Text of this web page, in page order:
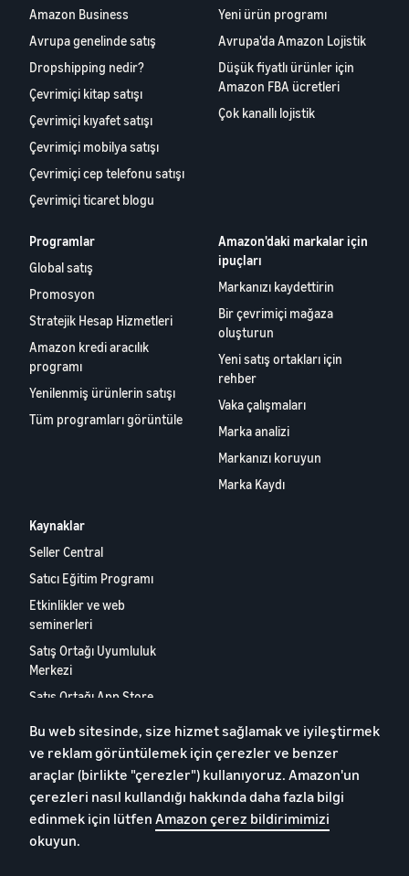
Amazon Business
Avrupa genelinde satış
Dropshipping nedir?
Çevrimiçi kitap satışı
Çevrimiçi kıyafet satışı
Çevrimiçi mobilya satışı
Çevrimiçi cep telefonu satışı
Çevrimiçi ticaret blogu
Yeni ürün programı
Avrupa'da Amazon Lojistik
Düşük fiyatlı ürünler için
Amazon FBA ücretleri
Çok kanallı lojistik
Programlar
Global satış
Promosyon
Stratejik Hesap Hizmetleri
Amazon kredi aracılık
programı
Yenilenmiş ürünlerin satışı
Tüm programları görüntüle
Amazon'daki markalar için
ipuçları
Markanızı kaydettirin
Bir çevrimiçi mağaza
oluşturun
Yeni satış ortakları için
rehber
Vaka çalışmaları
Marka analizi
Markanızı koruyun
Marka Kaydı
Kaynaklar
Seller Central
Satıcı Eğitim Programı
Etkinlikler ve web
seminerleri
Satış Ortağı Uyumluluk
Merkezi
Satış Ortağı App Store
Avrupa Satış Ortağı Raporu
Bize Ulaşın
Gizlilik bildirimi
Bu web sitesinde, size hizmet sağlamak ve iyileştirmek
ve reklam görüntülemek için çerezler ve benzer
araçlar (birlikte "çerezler") kullanıyoruz. Amazon'un
çerezleri nasıl kullandığı hakkında daha fazla bilgi
edinmek için lütfen Amazon çerez bildirimimizi
okuyun.